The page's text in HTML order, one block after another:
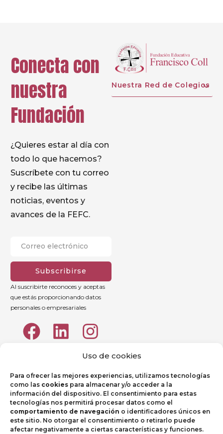
Uso de cookies
Para ofrecer las mejores experiencias, utilizamos tecnologías
como las cookies para almacenar y/o acceder a la
información del dispositivo. El consentimiento para estas
tecnologías nos permitirá procesar datos como el
comportamiento de navegación o identificadores únicos en
este sitio. No otorgar el consentimiento o retirarlo puede
afectar negativamente a ciertas características y funciones.
Conecta con
nuestra
Fundación
¿Quieres estar al día con
todo lo que hacemos?
Suscríbete con tu correo
y recibe las últimas
noticias, eventos y
avances de la FEFC.
Subscribirse
Al suscribirte reconoces y aceptas
que estás proporcionando datos
personales o empresariales
Nuestra Red de Colegios